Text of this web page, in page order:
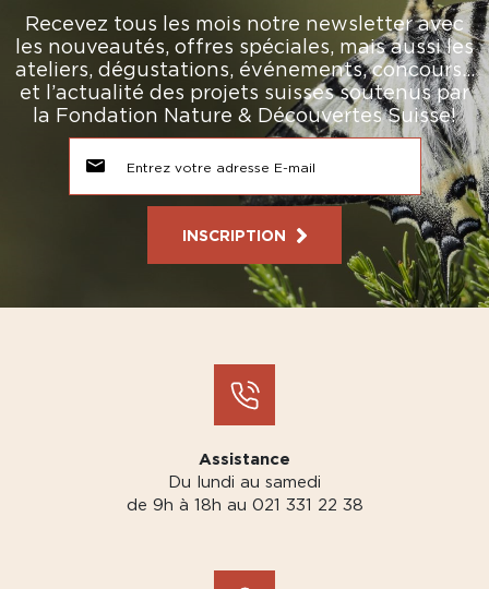
Recevez tous les mois notre newsletter avec
les nouveautés, offres spéciales, mais aussi les
ateliers, dégustations, événements, concours…
et l’actualité des projets suisses soutenus par
la Fondation Nature & Découvertes Suisse!
INSCRIPTION
Assistance
Du lundi au samedi
de 9h à 18h au 021 331 22 38